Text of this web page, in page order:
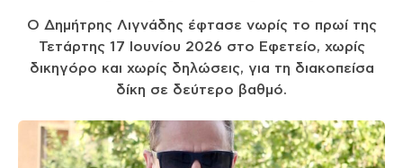
Ο Δημήτρης Λιγνάδης έφτασε νωρίς το πρωί της
Τετάρτης 17 Ιουνίου 2026 στο Εφετείο, χωρίς
δικηγόρο και χωρίς δηλώσεις, για τη διακοπείσα
δίκη σε δεύτερο βαθμό.